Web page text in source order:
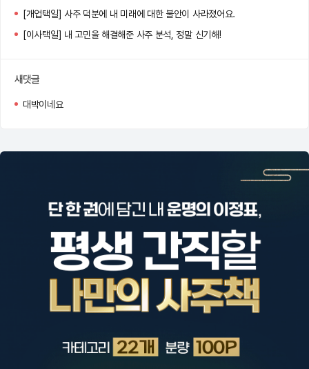
[개업택일] 사주 덕분에 내 미래에 대한 불안이 사라졌어요.
[이사택일] 내 고민을 해결해준 사주 분석, 정말 신기해!
새댓글
대박이네요